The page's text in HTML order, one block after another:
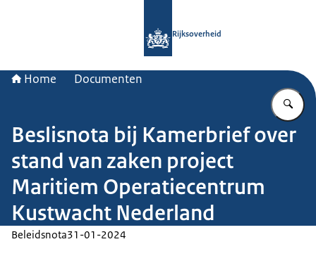
Rijksoverheid
Home Documenten
Beslisnota bij Kamerbrief over
stand van zaken project
Maritiem Operatiecentrum
Kustwacht Nederland
Beleidsnota31-01-2024